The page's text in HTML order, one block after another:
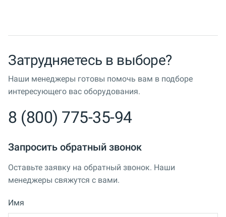
Затрудняетесь в выборе?
Наши менеджеры готовы помочь вам в подборе
интересующего вас оборудования.
8 (800) 775-35-94
Запросить обратный звонок
Оставьте заявку на обратный звонок. Наши
менеджеры свяжутся с вами.
Имя